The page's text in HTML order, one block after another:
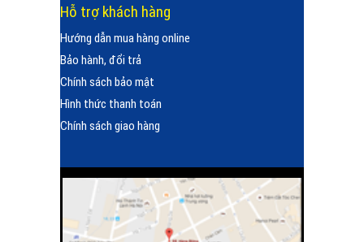
Hỗ trợ khách hàng
Hướng dẫn mua hàng online
Bảo hành, đổi trả
Chính sách bảo mật
Hình thức thanh toán
Chính sách giao hàng